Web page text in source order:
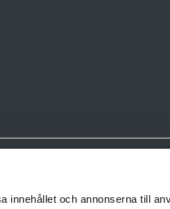
innehållet och annonserna till
Sh bygg, sten och